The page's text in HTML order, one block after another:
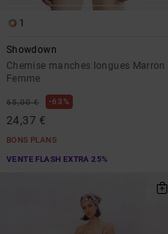
1
Showdown
Chemise manches longues Marron
Femme
65,00 € 63%
24,37 €
BONS PLANS
VENTE FLASH EXTRA 25%